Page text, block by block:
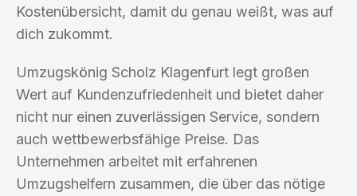
Kostenübersicht, damit du genau weißt, was auf
dich zukommt.
Umzugskönig Scholz Klagenfurt legt großen
Wert auf Kundenzufriedenheit und bietet daher
nicht nur einen zuverlässigen Service, sondern
auch wettbewerbsfähige Preise. Das
Unternehmen arbeitet mit erfahrenen
Umzugshelfern zusammen, die über das nötige